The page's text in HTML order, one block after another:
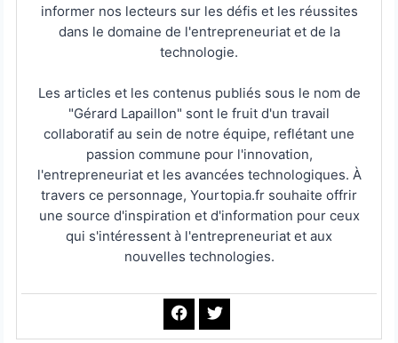
informer nos lecteurs sur les défis et les réussites
dans le domaine de l'entrepreneuriat et de la
technologie.
Les articles et les contenus publiés sous le nom de
"Gérard Lapaillon" sont le fruit d'un travail
collaboratif au sein de notre équipe, reflétant une
passion commune pour l'innovation,
l'entrepreneuriat et les avancées technologiques. À
travers ce personnage, Yourtopia.fr souhaite offrir
une source d'inspiration et d'information pour ceux
qui s'intéressent à l'entrepreneuriat et aux
nouvelles technologies.